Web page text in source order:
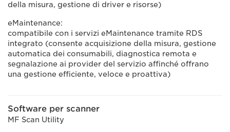
della misura, gestione di driver e risorse)
eMaintenance:
compatibile con i servizi eMaintenance tramite RDS
integrato (consente acquisizione della misura, gestione
automatica dei consumabili, diagnostica remota e
segnalazione ai provider del servizio affinché offrano
una gestione efficiente, veloce e proattiva)
Software per scanner
MF Scan Utility